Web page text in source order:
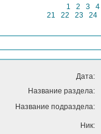
1 2 3 4
21
22 23 24
Дата:
Название раздела:
Название подраздела:
Ник: